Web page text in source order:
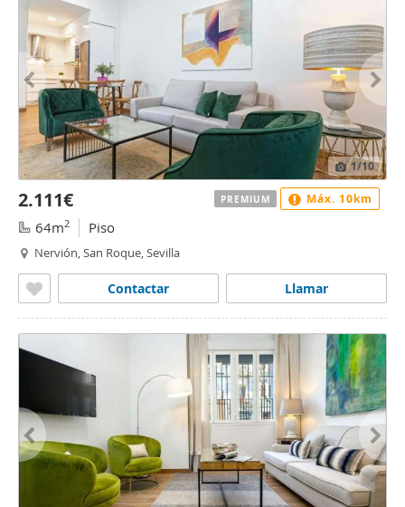
1/10
2.111€
64m2 Piso
Nervión, San Roque, Sevilla
Llamar
Contactar
PREMIUM Máx. 10km